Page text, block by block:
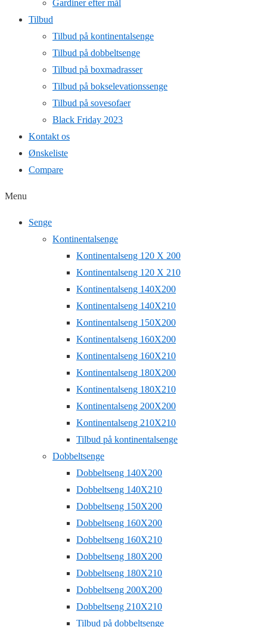
Gardiner efter mål
Tilbud
Tilbud på kontinentalsenge
Tilbud på dobbeltsenge
Tilbud på boxmadrasser
Tilbud på bokselevationssenge
Tilbud på sovesofaer
Black Friday 2023
Kontakt os
Ønskeliste
Compare
Menu
Senge
Kontinentalsenge
Kontinentalseng 120 X 200
Kontinentalseng 120 X 210
Kontinentalseng 140X200
Kontinentalseng 140X210
Kontinentalseng 150X200
Kontinentalseng 160X200
Kontinentalseng 160X210
Kontinentalseng 180X200
Kontinentalseng 180X210
Kontinentalseng 200X200
Kontinentalseng 210X210
Tilbud på kontinentalsenge
Dobbeltsenge
Dobbeltseng 140X200
Dobbeltseng 140X210
Dobbeltseng 150X200
Dobbeltseng 160X200
Dobbeltseng 160X210
Dobbeltseng 180X200
Dobbeltseng 180X210
Dobbeltseng 200X200
Dobbeltseng 210X210
Tilbud på dobbeltsenge